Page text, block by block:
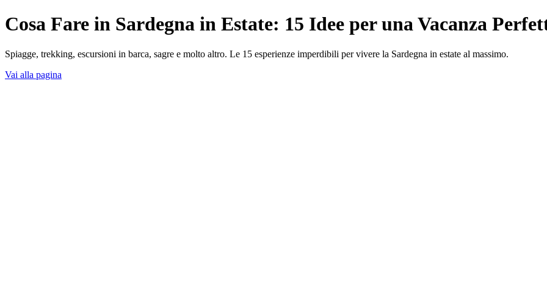
Cosa Fare in Sardegna in Estate: 15 Idee per una Vacanza
Spiagge, trekking, escursioni in barca, sagre e molto altro. Le 15 esperienze imperdibili per vivere la Sardegna in estate al massimo.
Vai alla pagina